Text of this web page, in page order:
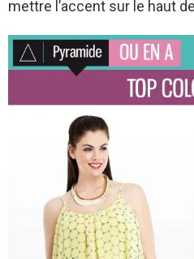
mettre l’accent sur le haut